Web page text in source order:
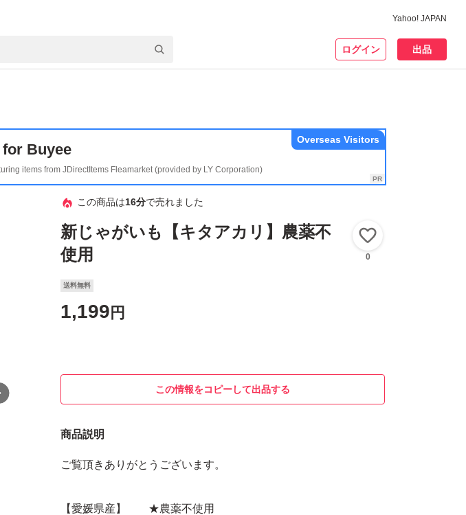
Yahoo! JAPAN
ログイン 出品
Buyee
items from JDirectItems Fleamarket (provided by LY Corporation)
Overseas Visitors
この商品は16分で売れました
新じゃがいも【キタアカリ】農薬不
使用
0
送料無料
1,199 円
この情報をコピーして出品する
商品説明
ご覧頂きありがとうございます。
【愛媛県産】 ★農薬不使用